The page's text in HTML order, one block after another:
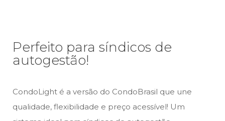
Perfeito para síndicos de
autogestão!
CondoLight é a versão do CondoBrasil que une
qualidade, flexibilidade e preço acessível! Um